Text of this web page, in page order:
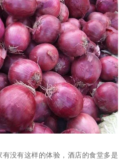
没有这样的体验，酒店的食堂多是